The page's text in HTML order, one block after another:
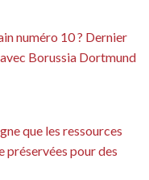
numéro 10 ? Dernier
Borussia Dortmund
que les ressources
préservées pour des